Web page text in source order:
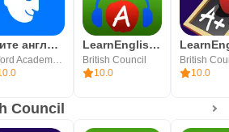
Учите английский легко-iStoria
Oxford Academy Of Languages, Inc
LearnEnglish Podcasts
British Council
10.0
British
10.0
Council